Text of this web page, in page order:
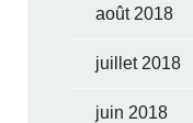
août 2018
juillet 2018
juin 2018